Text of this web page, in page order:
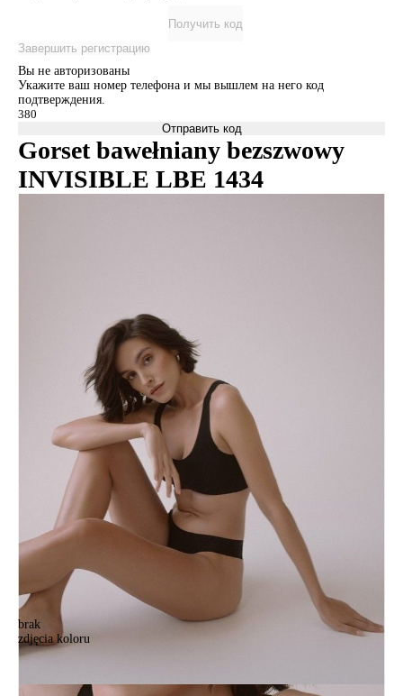
Получить код
Завершить регистрацию
Вы не авторизованы
Укажите ваш номер телефона и мы вышлем на него код
подтверждения.
Отправить код
Gorset bawełniany bezszwowy
INVISIBLE LBE 1434
brak
zdjęcia koloru
.
96,90 zł